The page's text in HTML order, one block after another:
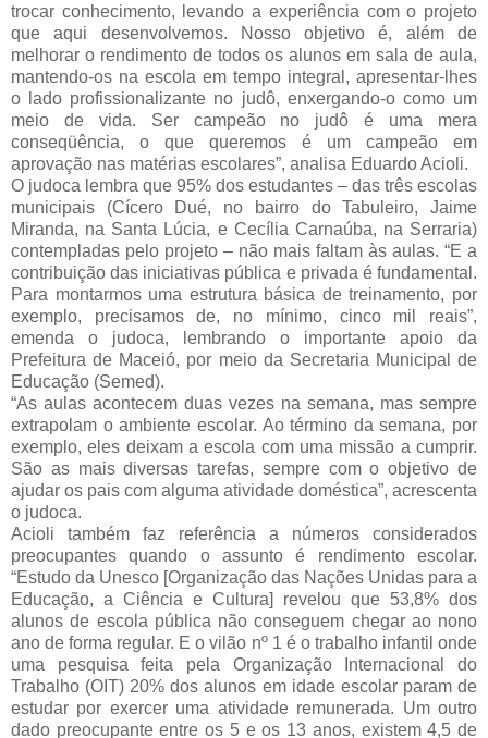
trocar conhecimento, levando a experiência com o projeto
que aqui desenvolvemos. Nosso objetivo é, além de
melhorar o rendimento de todos os alunos em sala de aula,
mantendo-os na escola em tempo integral, apresentar-lhes
o lado profissionalizante no judô, enxergando-o como um
meio de vida. Ser campeão no judô é uma mera
conseqüência, o que queremos é um campeão em
aprovação nas matérias escolares”, analisa Eduardo Acioli.
O judoca lembra que 95% dos estudantes – das três escolas
municipais (Cícero Dué, no bairro do Tabuleiro, Jaime
Miranda, na Santa Lúcia, e Cecília Carnaúba, na Serraria)
contempladas pelo projeto – não mais faltam às aulas. “E a
contribuição das iniciativas pública e privada é fundamental.
Para montarmos uma estrutura básica de treinamento, por
exemplo, precisamos de, no mínimo, cinco mil reais”,
emenda o judoca, lembrando o importante apoio da
Prefeitura de Maceió, por meio da Secretaria Municipal de
Educação (Semed).
“As aulas acontecem duas vezes na semana, mas sempre
extrapolam o ambiente escolar. Ao término da semana, por
exemplo, eles deixam a escola com uma missão a cumprir.
São as mais diversas tarefas, sempre com o objetivo de
ajudar os pais com alguma atividade doméstica”, acrescenta
o judoca.
Acioli também faz referência a números considerados
preocupantes quando o assunto é rendimento escolar.
“Estudo da Unesco [Organização das Nações Unidas para a
Educação, a Ciência e Cultura] revelou que 53,8% dos
alunos de escola pública não conseguem chegar ao nono
ano de forma regular. E o vilão nº 1 é o trabalho infantil onde
uma pesquisa feita pela Organização Internacional do
Trabalho (OIT) 20% dos alunos em idade escolar param de
estudar por exercer uma atividade remunerada. Um outro
dado preocupante entre os 5 e os 13 anos, existem 4,5 de